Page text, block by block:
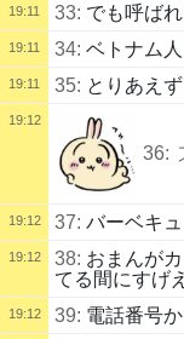
19:11 33: でも呼ば
19:11 34: ベトナム
19:11 35: とりあえ
19:12
36:
19:12 37: バーベキ
19:12 38: おまんが
てる間にすげ
19:12 39: 電話番号